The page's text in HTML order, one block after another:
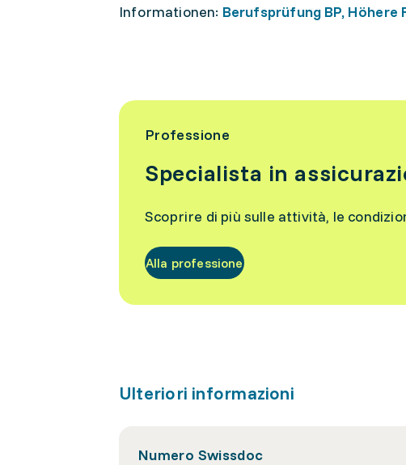
Informationen: Berufsprüfung BP, Höhere
Professione
Specialista in
Scoprire di più sulle attività, le
Alla professione
Ulteriori informazioni
Numero Swissdoc